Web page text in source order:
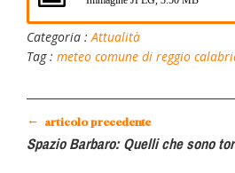
Categoria :Attualità
Tag : meteo comune di reggio
← articolo precedente
Spazio Barbaro: Quelli che sono